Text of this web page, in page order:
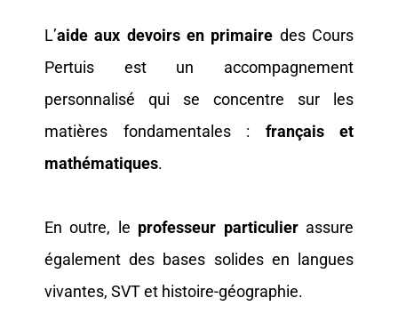
L’aide aux devoirs en primaire des Cours
Pertuis est un accompagnement
personnalisé qui se concentre sur les
matières fondamentales : français et
mathématiques.
En outre, le professeur particulierassure
également des bases solides en langues
vivantes, SVT et histoire-géographie.